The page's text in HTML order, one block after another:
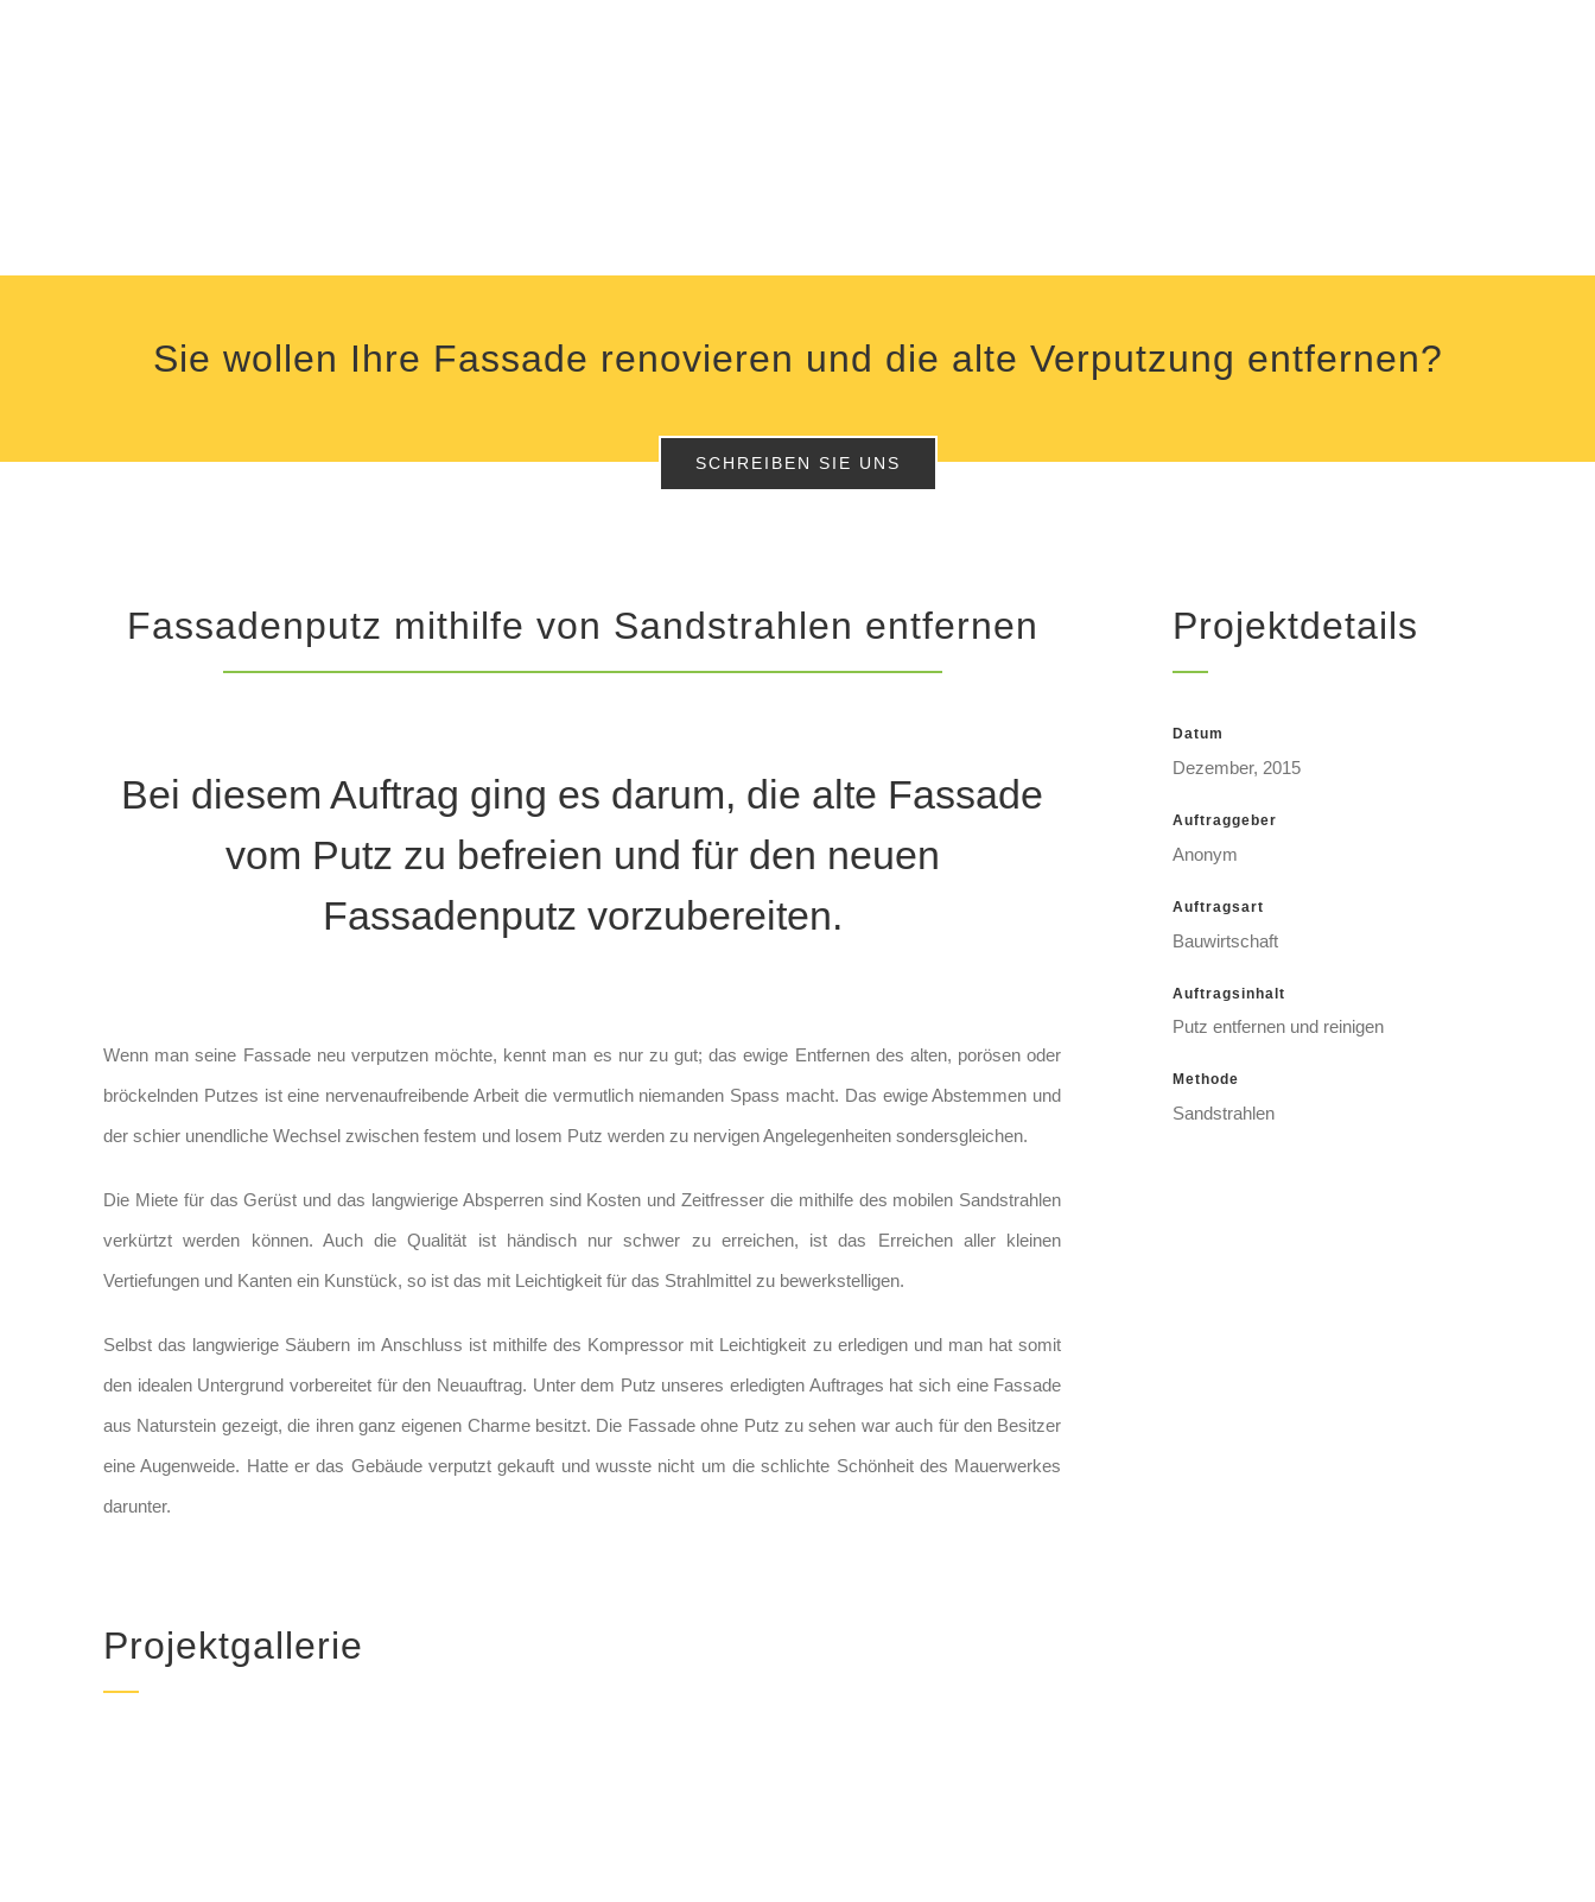
Sie wollen Ihre Fassade renovieren und die alte Verputzung entfernen?
SCHREIBEN SIE UNS
Fassadenputz mithilfe von Sandstrahlen entfernen
Bei diesem Auftrag ging es darum, die alte Fassade
vom Putz zu befreien und für den neuen
Fassadenputz vorzubereiten.
Wenn man seine Fassade neu verputzen möchte, kennt man es nur zu gut; das ewige Entfernen des alten, porösen oder
bröckelnden Putzes ist eine nervenaufreibende Arbeit die vermutlich niemanden Spass macht. Das ewige Abstemmen und
der schier unendliche Wechsel zwischen festem und losem Putz werden zu nervigen Angelegenheiten sondersgleichen.
Die Miete für das Gerüst und das langwierige Absperren sind Kosten und Zeitfresser die mithilfe des mobilen Sandstrahlen
verkürtzt werden können. Auch die Qualität ist händisch nur schwer zu erreichen, ist das Erreichen aller kleinen
Vertiefungen und Kanten ein Kunstück, so ist das mit Leichtigkeit für das Strahlmittel zu bewerkstelligen.
Selbst das langwierige Säubern im Anschluss ist mithilfe des Kompressor mit Leichtigkeit zu erledigen und man hat somit
den idealen Untergrund vorbereitet für den Neuauftrag. Unter dem Putz unseres erledigten Auftrages hat sich eine Fassade
aus Naturstein gezeigt, die ihren ganz eigenen Charme besitzt. Die Fassade ohne Putz zu sehen war auch für den Besitzer
eine Augenweide. Hatte er das Gebäude verputzt gekauft und wusste nicht um die schlichte Schönheit des Mauerwerkes
darunter.
Projektdetails
Datum
Dezember, 2015
Auftraggeber
Anonym
Auftragsart
Bauwirtschaft
Auftragsinhalt
Putz entfernen und reinigen
Methode
Sandstrahlen
Projektgallerie